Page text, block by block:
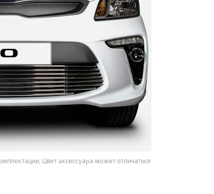
Цвет аксессуара может отличаться